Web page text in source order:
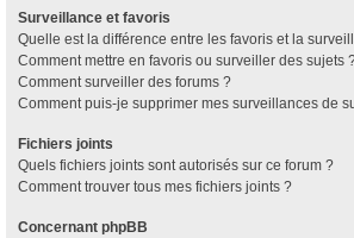
Surveillance et favoris
Quelle est la différence entre les favoris et la
Comment mettre en favoris ou surveiller des sujets
Comment surveiller des forums ?
Comment puis-je supprimer mes surveillances de
Fichiers joints
Quels fichiers joints sont autorisés sur ce forum ?
Comment trouver tous mes fichiers joints ?
Concernant phpBB